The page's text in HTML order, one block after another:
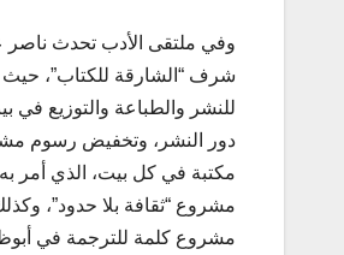
وفي ملتقى الأدب تحدث
شرف “الشارقة للكتاب”، حيث
للنشر والطباعة والتوزيع
دور النشر، وتخفيض رسوم
مكتبة في كل بيت، الذي أمر
مشروع “ثقافة بلا حدود”،